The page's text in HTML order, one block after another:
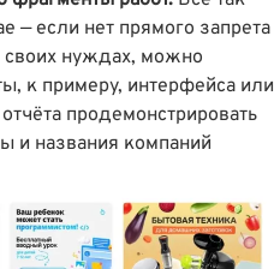
если нет прямого запрета
нуждах, можно
к примеру, интерфейса или
продемонстрировать
и названия компаний